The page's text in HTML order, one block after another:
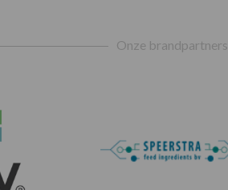
Onze brandpartners